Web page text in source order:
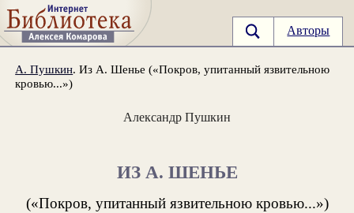
Авторы
А. Пушкин. Из А. Шенье («Покров, упитанный язвительною
кровью...»)
Александр Пушкин
ИЗ А. ШЕНЬЕ
(«Покров, упитанный язвительною кровью...»)